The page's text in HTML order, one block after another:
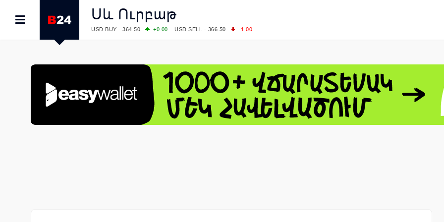
Սև Ուրբաթ
USD BUY - 364.50 +0.00 USD SELL - 366.50
-1.00
COMEX: PLATINUM - 1749.90
LME: ALUMINIUM - 3184.00
-0.27 COPPER - 13791.00
-0.12
LME: NICKEL - 17249.00
+0.09 TIN - 55268.00
+2.50
LME: LEAD - 1877.50
-1.00 ZINC - 3643.00
+1.43
FOREX: USD/JPY - 158.37
+0.44 EUR/GBP - 1.1521
-0.23
FOREX: EUR/USD - 1.1521
-0.23 GBP/USD - 1.3448
-0.08